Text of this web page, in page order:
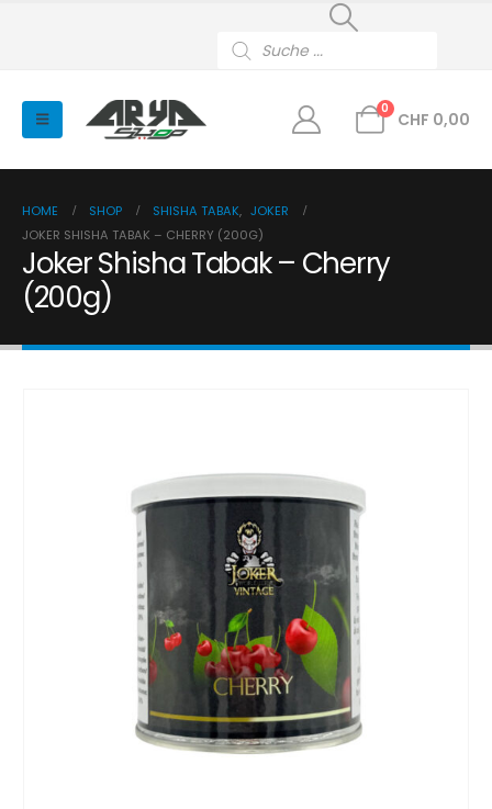
search
0
CHF 0,00
HOME SHOP SHISHA TABAK, JOKER
JOKER SHISHA TABAK – CHERRY (200G)
Joker Shisha Tabak – Cherry
(200g)